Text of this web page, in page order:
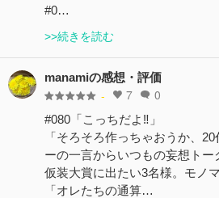
#0…
>>続きを読む
manamiの感想・評価
- 7 0
#080「こっちだよ‼︎」
「そろそろ作っちゃおうか、
ーの一言からいつもの妄想ト
仮装大賞に出たい3名様。モノ
「オレたちの通算…